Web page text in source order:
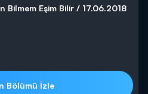
Bilmem Eşim Bilir / 17.06.2018
Bölümü İzle